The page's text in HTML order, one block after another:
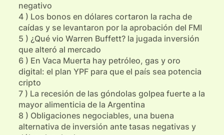
negativo
4 ) Los bonos en dólares cortaron la racha de
caídas y se levantaron por la aprobación del FMI
5 ) ¿Qué vio Warren Buffett? la jugada inversión
que alteró al mercado
6 ) En Vaca Muerta hay petróleo, gas y oro
digital: el plan YPF para que el país sea potencia
cripto
7 ) La recesión de las góndolas golpea fuerte a la
mayor alimenticia de la Argentina
8 ) Obligaciones negociables, una buena
alternativa de inversión ante tasas negativas y